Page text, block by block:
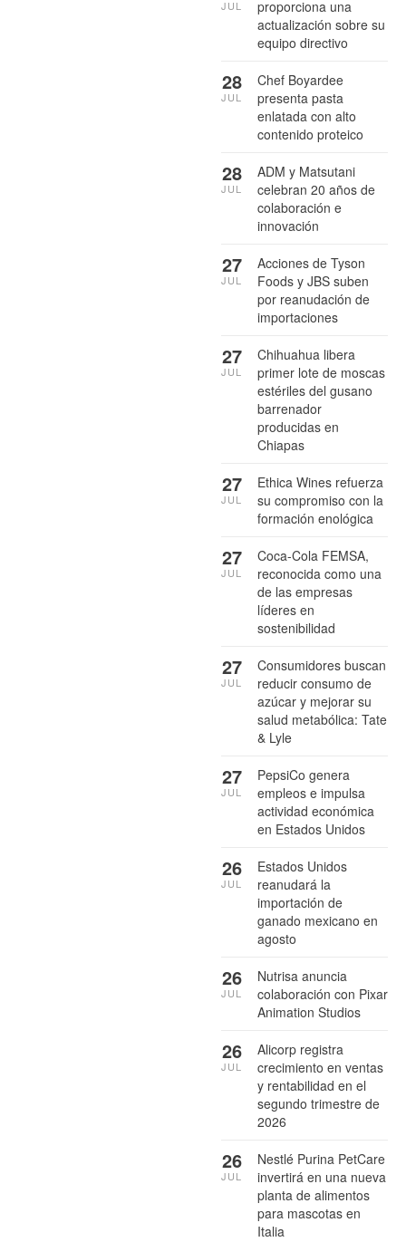
proporciona una
actualización sobre su
equipo directivo
JUL
Chef Boyardee
presenta pasta
enlatada con alto
contenido proteico
28
JUL
ADM y Matsutani
celebran 20 años de
colaboración e
innovación
28
JUL
Acciones de Tyson
Foods y JBS suben
por reanudación de
importaciones
27
JUL
Chihuahua libera
primer lote de moscas
estériles del gusano
barrenador
producidas en
Chiapas
27
JUL
Ethica Wines refuerza
su compromiso con la
formación enológica
27
JUL
Coca-Cola FEMSA,
reconocida como una
de las empresas
líderes en
sostenibilidad
27
JUL
Consumidores buscan
reducir consumo de
azúcar y mejorar su
salud metabólica: Tate
& Lyle
27
JUL
PepsiCo genera
empleos e impulsa
actividad económica
en Estados Unidos
27
JUL
Estados Unidos
reanudará la
importación de
ganado mexicano en
agosto
26
JUL
Nutrisa anuncia
colaboración con Pixar
Animation Studios
26
JUL
Alicorp registra
crecimiento en ventas
y rentabilidad en el
segundo trimestre de
2026
26
JUL
Nestlé Purina PetCare
invertirá en una nueva
planta de alimentos
para mascotas en
Italia
26
JUL